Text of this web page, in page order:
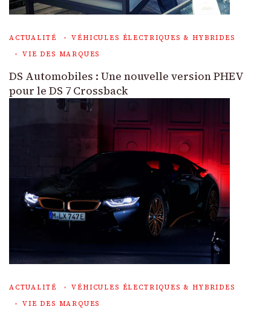
ACTUALITÉ
VÉHICULES ÉLECTRIQUES & HYBRIDES
VIE DES MARQUES
DS Automobiles : Une nouvelle version PHEV
pour le DS 7 Crossback
ACTUALITÉ
VÉHICULES ÉLECTRIQUES & HYBRIDES
VIE DES MARQUES